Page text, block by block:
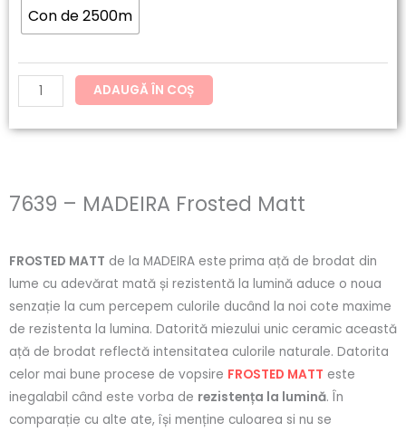
Con de 2500m
ADAUGĂ ÎN COȘ
7639 – MADEIRA Frosted Matt
FROSTED MATT de la MADEIRA este prima ață de brodat din
lume cu adevărat mată și rezistentă la lumină aduce o noua
senzație la cum percepem culorile ducând la noi cote maxime
de rezistenta la lumina. Datorită miezului unic ceramic această
ață de brodat reflectă intensitatea culorile naturale. Datorita
celor mai bune procese de vopsire FROSTED MATT este
inegalabil când este vorba de rezistența la lumină. În
comparație cu alte ate, își menține culoarea si nu se